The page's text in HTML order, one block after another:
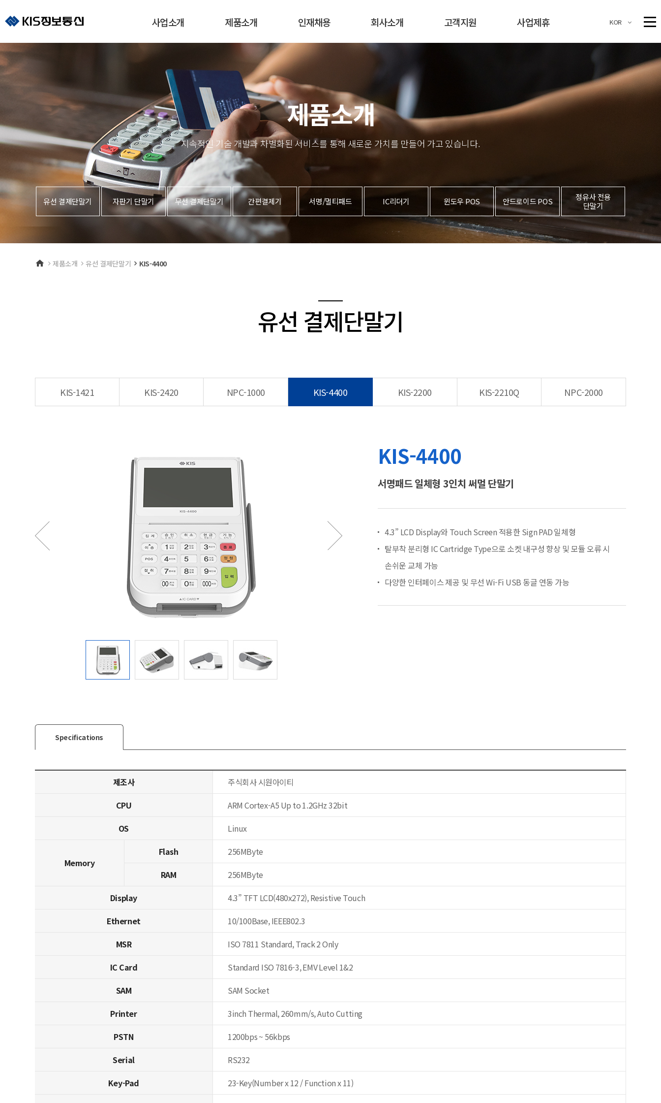
사업소개 제품소개 인재채용 회사소개 고객지원 사업제휴 KOR
PG사업
결제솔루션
지역화폐
운영대행사업
브랜드페이
자판기 단말기
무선 결제단말기
간편 결제기
서명/패드
IC리더기
윈도우 POS
안드로이드 POS
정유사 전용
단말기
인사제도
인재육성
직무소개
선배 인터뷰
채용공고
그룹소개
공지사항
가입 문의 및 상담
모듈신청 및 문의
1대1 문의
수신거부
제품소개
지속적인 기술 개발과 차별화된 서비스를 통해 새로운 가치를 만들어 가고 있습니다.
유선 결제단말기 자판기 단말기 무선 결제단말기 간편결제기 서명/멀티패드 IC리더기 윈도우 POS 안드로이드 POS
정유사 전용
단말기
제품소개 유선 결제단말기 KIS-4400
유선 결제단말기
KIS-1421 KIS-2420 NPC-1000 KIS-4400 KIS-2200 KIS-2210Q NPC-2000
KIS-4400
서명패드 일체형 3인치 써멀 단말기
4.3” LCD Display와 Touch Screen 적용한 Sign PAD 일체형
탈부착 분리형 IC Cartridge Type으로 소켓 내구성 향상 및 모듈 오류 시
손쉬운 교체 가능
다양한 인터페이스 제공 및 무선 Wi-Fi USB 동글 연동 가능
Specifications
제조사
주식회사 시원아이티
CPU
ARM Cortex-A5 Up to 1.2GHz 32bit
OS
Linux
Memory
Flash
256MByte
RAM
256MByte
Display
4.3” TFT LCD(480x272), Resistive Touch
Ethernet
10/100Base, IEEE802.3
MSR
ISO 7811 Standard, Track 2 Only
IC Card
Standard ISO 7816-3, EMV Level 1&2
SAM
SAM Socket
Printer
3inch Thermal, 260mm/s, Auto Cutting
PSTN
1200bps ~ 56kbps
Serial
RS232
Key-Pad
23-Key(Number x 12 / Function x 11)